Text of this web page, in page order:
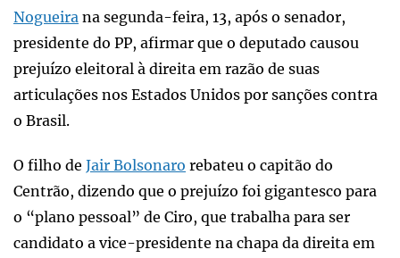
Nogueira na segunda-feira, 13, após o senador,
presidente do PP, afirmar que o deputado causou
prejuízo eleitoral à direita em razão de suas
articulações nos Estados Unidos por sanções contra
o Brasil.
O filho de Jair Bolsonaro rebateu o capitão do
Centrão, dizendo que o prejuízo foi gigantesco para
o “plano pessoal” de Ciro, que trabalha para ser
candidato a vice-presidente na chapa da direita em